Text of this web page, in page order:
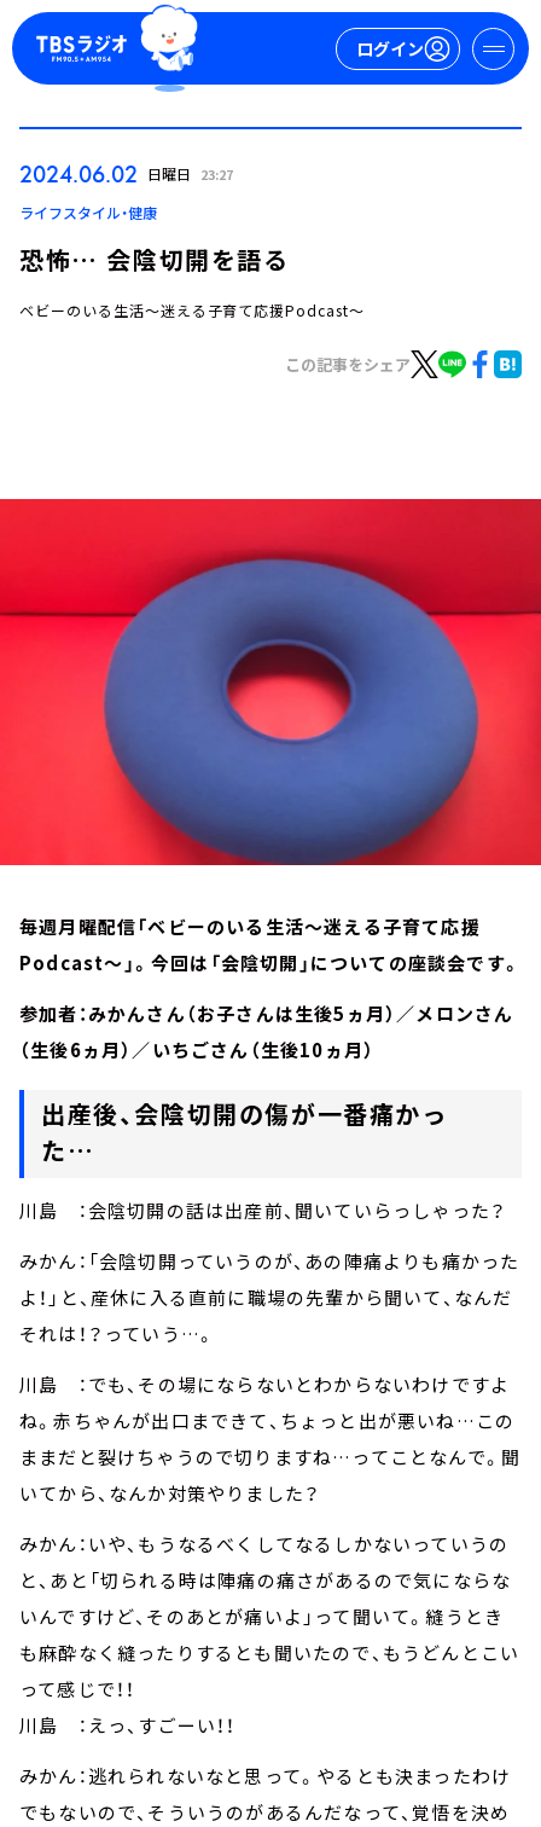
ログイン
ログイン
トピックス
イベント・グッズ
YouTube
会社情報
2024.06.02 日曜日 23:27
ライフスタイル・健康
恐怖… 会陰切開を語る
ベビーのいる生活～迷える子育て応援Podcast～
この記事をシェア
毎週月曜配信「ベビーのいる生活～迷える子育て応援
Podcast～」。今回は「会陰切開」についての座談会です。
参加者：みかんさん（お子さんは生後5ヵ月）／メロンさん
（生後6ヵ月）／いちごさん（生後10ヵ月）
出産後、会陰切開の傷が一番痛かっ
た…
川島 ：会陰切開の話は出産前、聞いていらっしゃった？
みかん：「会陰切開っていうのが、あの陣痛よりも痛かった
よ！」と、産休に入る直前に職場の先輩から聞いて、なんだ
それは！？っていう…。
川島 ：でも、その場にならないとわからないわけですよ
ね。赤ちゃんが出口まできて、ちょっと出が悪いね…この
ままだと裂けちゃうので切りますね…ってことなんで。聞
いてから、なんか対策やりました？
みかん：いや、もうなるべくしてなるしかないっていうの
と、あと「切られる時は陣痛の痛さがあるので気にならな
いんですけど、そのあとが痛いよ」って聞いて。縫うとき
も麻酔なく縫ったりするとも聞いたので、もうどんとこい
って感じで！！
川島 ：えっ、すごーい！！
みかん：逃れられないなと思って。やるとも決まったわけ
でもないので、そういうのがあるんだなって、覚悟を決め